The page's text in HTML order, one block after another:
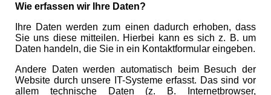
Wie erfassen wir Ihre Daten?
Ihre Daten werden zum einen dadurch erhoben, dass
Sie uns diese mitteilen. Hierbei kann es sich z. B. um
Daten handeln, die Sie in ein Kontaktformular eingeben.
Andere Daten werden automatisch beim Besuch der
Website durch unsere IT-Systeme erfasst. Das sind vor
allem technische Daten (z. B. Internetbrowser,